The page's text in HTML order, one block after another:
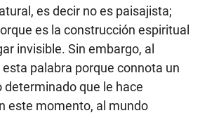
es decir no es paisajista;
es la construcción espiritual
invisible. Sin embargo, al
palabra porque connota un
que le hace
este momento, al mundo